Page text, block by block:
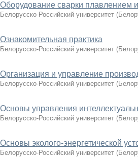
Оборудование сварки плавлением
Белорусско-Российский университет (
Ознакомительная практика
Белорусско-Российский университет (
Организация и управление
Белорусско-Российский университет (
Основы управления
Белорусско-Российский университет (
Основы эколого-энергетической
Белорусско-Российский университет (